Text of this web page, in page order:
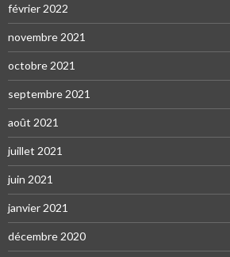
février 2022
novembre 2021
octobre 2021
septembre 2021
août 2021
juillet 2021
juin 2021
janvier 2021
décembre 2020